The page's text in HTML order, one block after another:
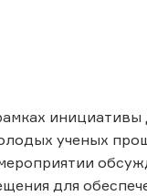
ученых
для